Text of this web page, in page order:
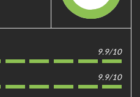
9.9/10
9.9/10